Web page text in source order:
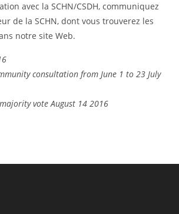
avec la SCHN/CSDH, communiquez
de la SCHN, dont vous trouverez les
notre site Web.
consultation from June 1 to 23 July
vote August 14 2016